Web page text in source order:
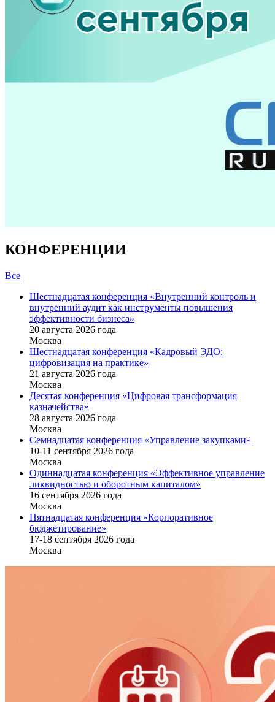
КОНФЕРЕНЦИИ
Все
Шестнадцатая конференция «Внутренний контроль и
внутренний аудит как инструменты повышения
эффективности бизнеса»
20 августа 2026 года
Москва
Шестнадцатая конференция «Кадровый ЭДО:
цифровизация на практике»
21 августа 2026 года
Москва
Десятая конференция «Цифровая трансформация
казначейства»
28 августа 2026 года
Москва
Семнадцатая конференция «Управление закупками»
10-11 сентября 2026 года
Москва
Одиннадцатая конференция «Эффективное управление
ликвидностью и оборотным капиталом»
16 cентября 2026 года
Москва
Пятнадцатая конференция «Корпоративное
бюджетирование»
17-18 сентября 2026 года
Москва